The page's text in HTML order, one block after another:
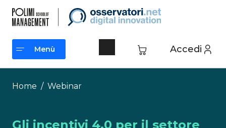
contenuto
Accedi
Menù
Menù
Home / Webinar
Gli incentivi 4.0 per il settore